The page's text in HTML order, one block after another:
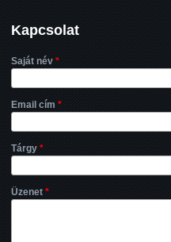
Kapcsolat
Saját név *
Email cím *
Tárgy *
Üzenet *